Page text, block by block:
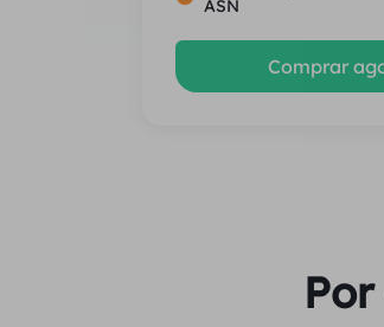
ASN
Comprar